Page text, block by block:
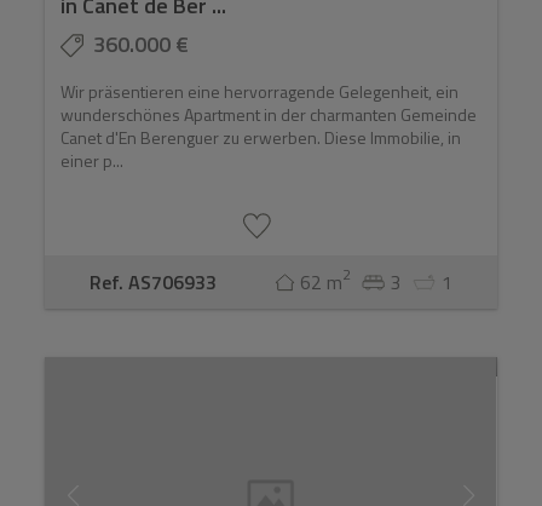
360.000 €
Wir präsentieren eine hervorragende Gelegenheit, ein
wunderschönes Apartment in der charmanten Gemeinde
Canet d'En Berenguer zu erwerben. Diese Immobilie, in
einer p...
Ref. AS706933 62 m2 3 1